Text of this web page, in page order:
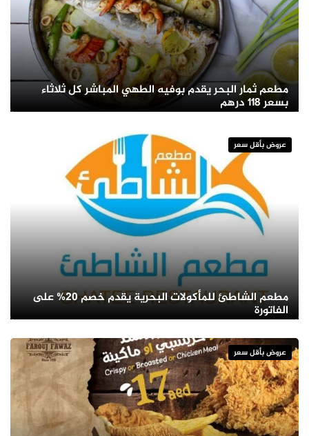
مطعم ثمار البحر يقدم بوفيه الطهي المباشر كل ثلاثاء
بسعر 118 درهم
عروض بأقل سعر
مطعم الشاطئ للمأكولات البحرية يقدم خصم 20% على
الفاتورة
عروض بأقل سعر